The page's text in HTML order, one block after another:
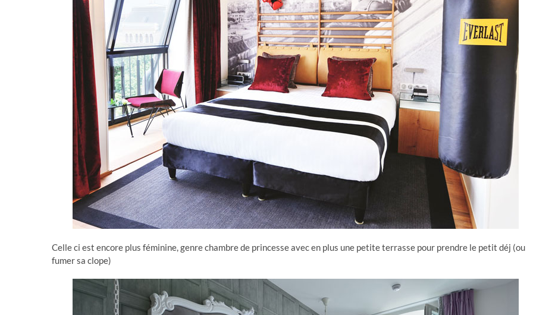
Celle ci est encore plus féminine, genre chambre de princesse avec en plus une petite terrasse pour prendre le petit déj (ou
fumer sa clope)